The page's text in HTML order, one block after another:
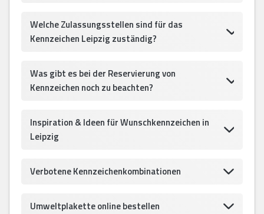
Welche Zulassungsstellen sind für das
Kennzeichen Leipzig zuständig?
Was gibt es bei der Reservierung von
Kennzeichen noch zu beachten?
Inspiration & Ideen für Wunschkennzeichen in
Leipzig
Verbotene Kennzeichenkombinationen
Umweltplakette online bestellen